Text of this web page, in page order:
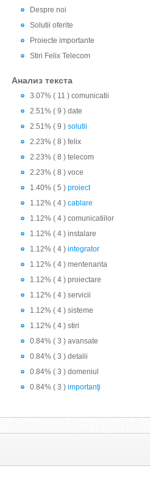
Despre noi
Solutii oferite
Proiecte importante
Stiri Felix Telecom
Анализ текста
3.07% ( 11 ) comunicatii
2.51% ( 9 ) date
2.51% ( 9 ) solutii
2.23% ( 8 ) felix
2.23% ( 8 ) telecom
2.23% ( 8 ) voce
1.40% ( 5 ) proiect
1.12% ( 4 ) cablare
1.12% ( 4 ) comunicatiilor
1.12% ( 4 ) instalare
1.12% ( 4 ) integrator
1.12% ( 4 ) mentenanta
1.12% ( 4 ) proiectare
1.12% ( 4 ) servicii
1.12% ( 4 ) sisteme
1.12% ( 4 ) stiri
0.84% ( 3 ) avansate
0.84% ( 3 ) detalii
0.84% ( 3 ) domeniul
0.84% ( 3 ) importanţi